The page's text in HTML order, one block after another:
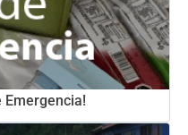
Emergencia!